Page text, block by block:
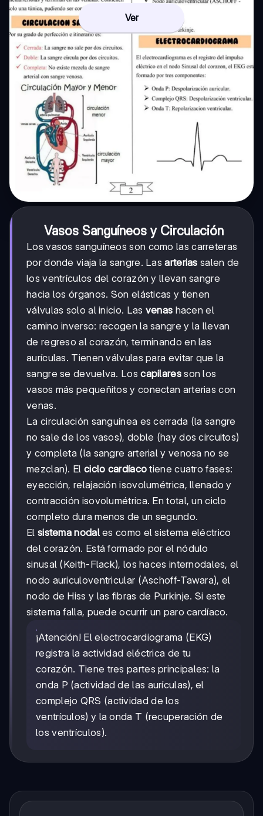
Ver
Vasos Sanguíneos y Circulación
Los vasos sanguíneos son como las carreteras
por donde viaja la sangre. Lasarterias salen de
los ventrículos del corazón y llevan sangre
hacia los órganos. Son elásticas y tienen
válvulas solo al inicio. Las venas hacen el
camino inverso: recogen la sangre y la llevan
de regreso al corazón, terminando en las
aurículas. Tienen válvulas para evitar que la
sangre se devuelva. Loscapilaresson los
vasos más pequeñitos y conectan arterias con
venas.
La circulación sanguínea es cerrada (la sangre
no sale de los vasos), doble (hay dos circuitos)
y completa (la sangre arterial y venosa no se
mezclan). El ciclo cardíaco tiene cuatro fases:
eyección, relajación isovolumétrica, llenado y
contracción isovolumétrica. En total, un ciclo
completo dura menos de un segundo.
El sistema nodales como el sistema eléctrico
del corazón. Está formado por el nódulo
sinusal (Keith-Flack), los haces internodales, el
nodo auriculoventricular (Aschoff-Tawara), el
nodo de Hiss y las fibras de Purkinje. Si este
sistema falla, puede ocurrir un paro cardíaco.
¡Atención! El electrocardiograma (EKG)
registra la actividad eléctrica de tu
corazón. Tiene tres partes principales: la
onda P (actividad de las aurículas), el
complejo QRS (actividad de los
ventrículos) y la onda T (recuperación de
los ventrículos).